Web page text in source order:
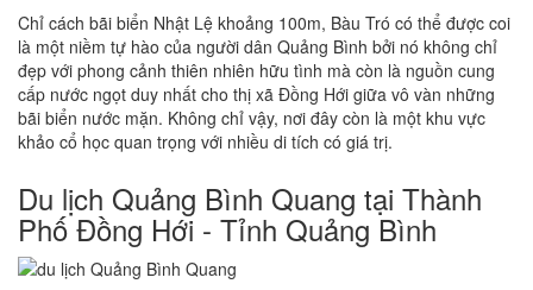
Chỉ cách bãi biển Nhật Lệ khoảng 100m, Bàu Tró có thể được coi
là một niềm tự hào của người dân Quảng Bình bởi nó không chỉ
đẹp với phong cảnh thiên nhiên hữu tình mà còn là nguồn cung
cấp nước ngọt duy nhất cho thị xã Đồng Hới giữa vô vàn những
bãi biển nước mặn. Không chỉ vậy, nơi đây còn là một khu vực
khảo cổ học quan trọng với nhiều di tích có giá trị.
Du lịch Quảng Bình Quang tại Thành
Phố Đồng Hới - Tỉnh Quảng Bình